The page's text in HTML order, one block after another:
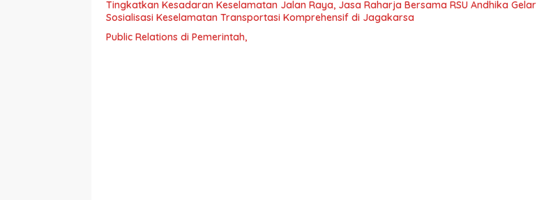
Tingkatkan Kesadaran Keselamatan Jalan Raya, Jasa Raharja Bersama RSU Andhika Gelar
Sosialisasi Keselamatan Transportasi Komprehensif di Jagakarsa
Public Relations di Pemerintah,